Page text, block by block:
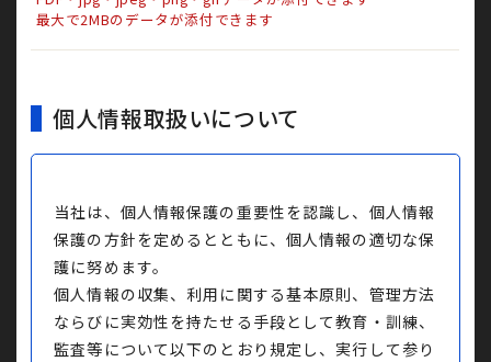
最大で2MBのデータが添付できます
個人情報取扱いについて
当社は、個人情報保護の重要性を認識し、個人情報
保護の方針を定めるとともに、個人情報の適切な保
護に努めます。
個人情報の収集、利用に関する基本原則、管理方法
ならびに実効性を持たせる手段として教育・訓練、
監査等について以下のとおり規定し、実行して参り